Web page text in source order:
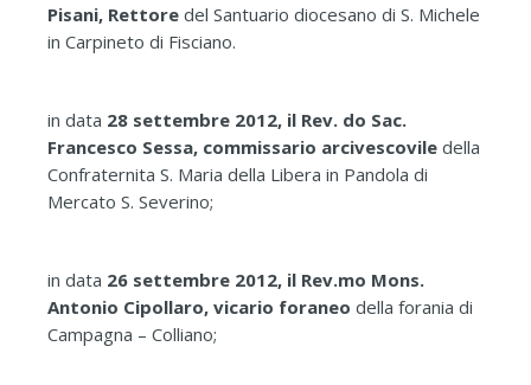
Pisani, Rettore del Santuario diocesano di S. Michele
in Carpineto di Fisciano.
in data 28 settembre 2012, il Rev. do Sac.
Francesco Sessa, commissario arcivescovile della
Confraternita S. Maria della Libera in Pandola di
Mercato S. Severino;
in data 26 settembre 2012, il Rev.mo Mons.
Antonio Cipollaro, vicario foraneo della forania di
Campagna – Colliano;